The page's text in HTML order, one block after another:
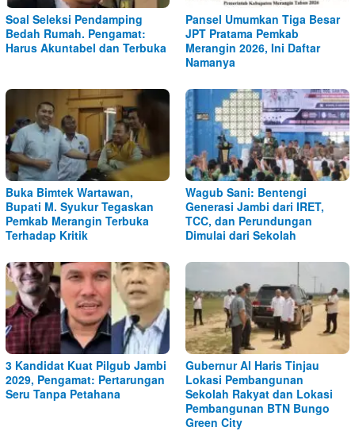
Soal Seleksi Pendamping
Bedah Rumah. Pengamat:
Harus Akuntabel dan Terbuka
Pansel Umumkan Tiga Besar
JPT Pratama Pemkab
Merangin 2026, Ini Daftar
Namanya
Buka Bimtek Wartawan,
Bupati M. Syukur Tegaskan
Pemkab Merangin Terbuka
Terhadap Kritik
Wagub Sani: Bentengi
Generasi Jambi dari IRET,
TCC, dan Perundungan
Dimulai dari Sekolah
3 Kandidat Kuat Pilgub Jambi
2029, Pengamat: Pertarungan
Seru Tanpa Petahana
Gubernur Al Haris Tinjau
Lokasi Pembangunan
Sekolah Rakyat dan Lokasi
Pembangunan BTN Bungo
Green City